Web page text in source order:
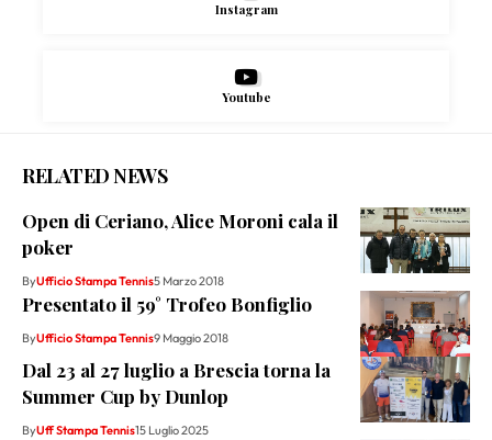
Instagram
Youtube
RELATED NEWS
Open di Ceriano, Alice Moroni cala il
poker
ByUfficio Stampa Tennis5 Marzo 2018
Presentato il 59° Trofeo Bonfiglio
ByUfficio Stampa Tennis9 Maggio 2018
Dal 23 al 27 luglio a Brescia torna la
Summer Cup by Dunlop
ByUff Stampa Tennis15 Luglio 2025